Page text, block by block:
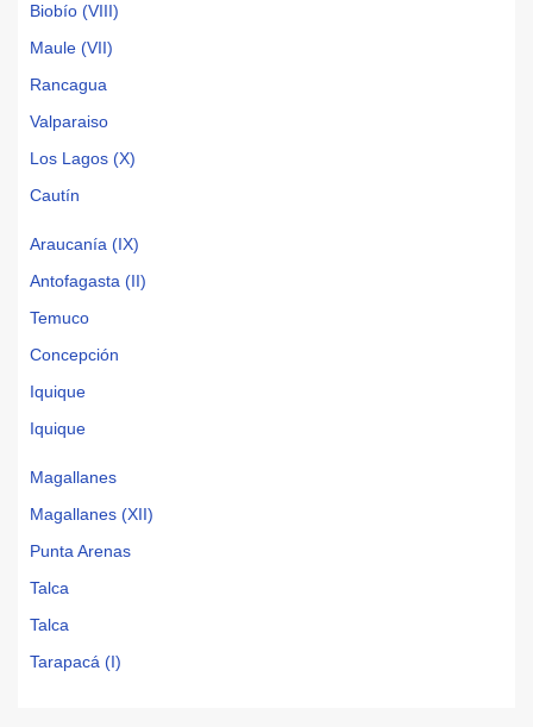
Biobío (VIII)
Maule (VII)
Rancagua
Valparaiso
Los Lagos (X)
Cautín
Araucanía (IX)
Antofagasta (II)
Temuco
Concepción
Iquique
Iquique
Magallanes
Magallanes (XII)
Punta Arenas
Talca
Talca
Tarapacá (I)